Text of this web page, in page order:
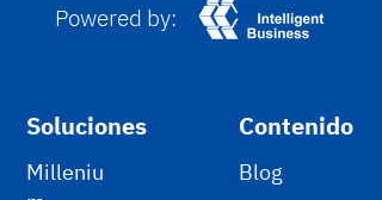
Powered by:
Soluciones
Milleniu
Contenido
Blog